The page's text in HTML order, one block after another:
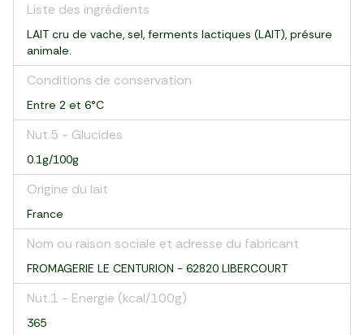
Liste des ingrédients
LAIT cru de vache, sel, ferments lactiques (LAIT), présure
animale.
Conditions de conservation
Entre 2 et 6°C
Nut.5 - Glucides
0.1g/100g
Origine du lait
France
Nom ou raison sociale et adresse du fabricant
FROMAGERIE LE CENTURION - 62820 LIBERCOURT
Nut.1 - Energie (kcal/100g)
365